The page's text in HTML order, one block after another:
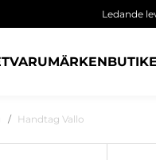
Ledande
VARUMÄRKEN
Handtag Vallo